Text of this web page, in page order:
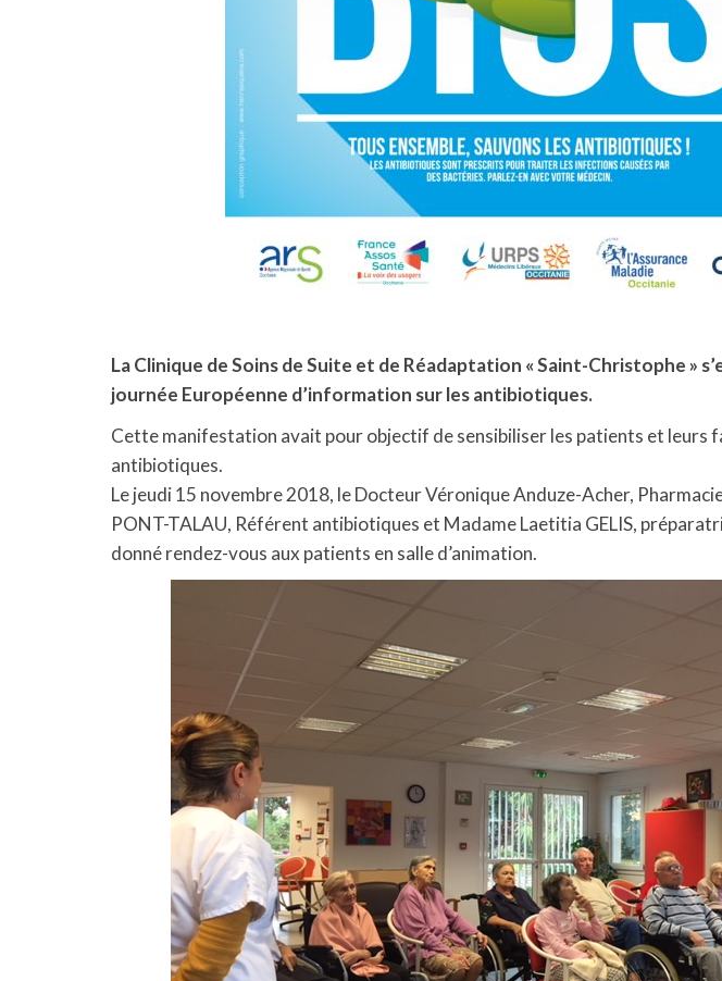
La Clinique de Soins de Suite et de Réadaptation « Saint-Christophe »
journée Européenne d’information sur les antibiotiques.
Cette manifestation avait pour objectif de sensibiliser les patients et leurs
antibiotiques.
Le jeudi 15 novembre 2018, le Docteur Véronique Anduze-Acher,
PONT-TALAU, Référent antibiotiques et Madame Laetitia GELIS,
donné rendez-vous aux patients en salle d’animation.